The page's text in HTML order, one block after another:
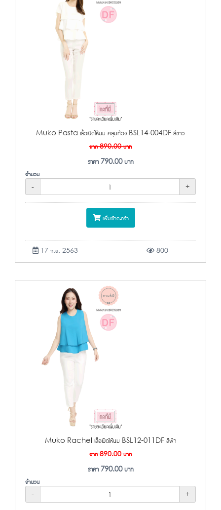
Muko Pasta เสื้อเปิดให้นม คลุมท้อง BSL14-004DF สีขาว
จาก890.00บาท
ราคา 790.00บาท
จำนวน
-
+
เพิ่มเข้าตะกร้า
17 ก.ย. 2563 800
Muko Rachel เสื้อเปิดให้นม BSL12-011DF สีฟ้า
จาก890.00บาท
ราคา 790.00บาท
จำนวน
-
+